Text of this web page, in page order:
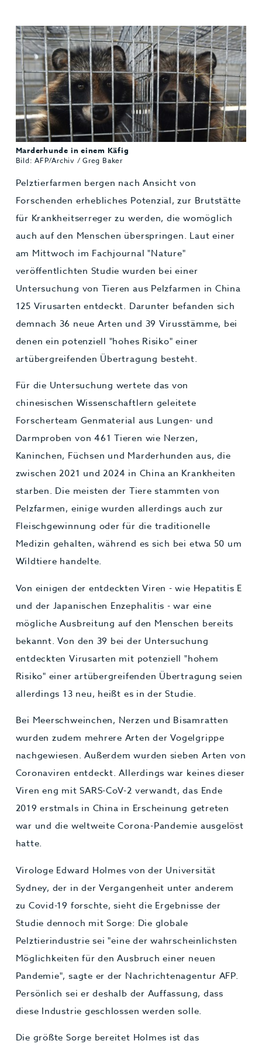
Marderhunde in einem Käfig
Bild: AFP/Archiv / Greg Baker
Pelztierfarmen bergen nach Ansicht von
Forschenden erhebliches Potenzial, zur Brutstätte
für Krankheitserreger zu werden, die womöglich
auch auf den Menschen überspringen. Laut einer
am Mittwoch im Fachjournal "Nature"
veröffentlichten Studie wurden bei einer
Untersuchung von Tieren aus Pelzfarmen in China
125 Virusarten entdeckt. Darunter befanden sich
demnach 36 neue Arten und 39 Virusstämme, bei
denen ein potenziell "hohes Risiko" einer
artübergreifenden Übertragung besteht.
Für die Untersuchung wertete das von
chinesischen Wissenschaftlern geleitete
Forscherteam Genmaterial aus Lungen- und
Darmproben von 461 Tieren wie Nerzen,
Kaninchen, Füchsen und Marderhunden aus, die
zwischen 2021 und 2024 in China an Krankheiten
starben. Die meisten der Tiere stammten von
Pelzfarmen, einige wurden allerdings auch zur
Fleischgewinnung oder für die traditionelle
Medizin gehalten, während es sich bei etwa 50 um
Wildtiere handelte.
Von einigen der entdeckten Viren - wie Hepatitis E
und der Japanischen Enzephalitis - war eine
mögliche Ausbreitung auf den Menschen bereits
bekannt. Von den 39 bei der Untersuchung
entdeckten Virusarten mit potenziell "hohem
Risiko" einer artübergreifenden Übertragung seien
allerdings 13 neu, heißt es in der Studie.
Bei Meerschweinchen, Nerzen und Bisamratten
wurden zudem mehrere Arten der Vogelgrippe
nachgewiesen. Außerdem wurden sieben Arten von
Coronaviren entdeckt. Allerdings war keines dieser
Viren eng mit SARS-CoV-2 verwandt, das Ende
2019 erstmals in China in Erscheinung getreten
war und die weltweite Corona-Pandemie ausgelöst
hatte.
Virologe Edward Holmes von der Universität
Sydney, der in der Vergangenheit unter anderem
zu Covid-19 forschte, sieht die Ergebnisse der
Studie dennoch mit Sorge: Die globale
Pelztierindustrie sei "eine der wahrscheinlichsten
Möglichkeiten für den Ausbruch einer neuen
Pandemie", sagte er der Nachrichtenagentur AFP.
Persönlich sei er deshalb der Auffassung, dass
diese Industrie geschlossen werden solle.
Die größte Sorge bereitet Holmes ist das